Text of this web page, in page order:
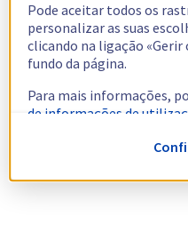
Pode aceitar todos os
personalizar as suas
clicando na ligação «Gerir
fundo da página.
Para mais informações,
de informações de